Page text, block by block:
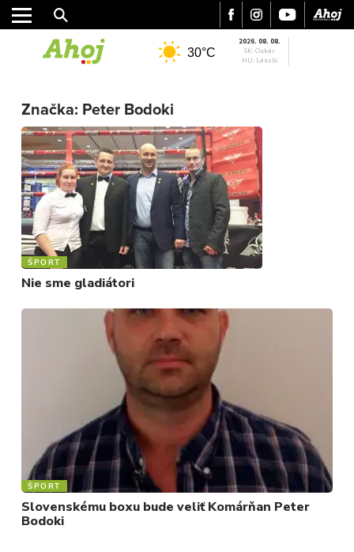
MESTO
REGIÓN
ŠPORT
KULTÚRA
FOTKY
VIDEO
MIX
30°C
2026. 08. 08.
SK: Oskár
HU: László
Značka: Peter Bodoki
ŠPORT
Nie sme gladiátori
ŠPORT
Slovenskému boxu bude veliť Komárňan Peter
Bodoki